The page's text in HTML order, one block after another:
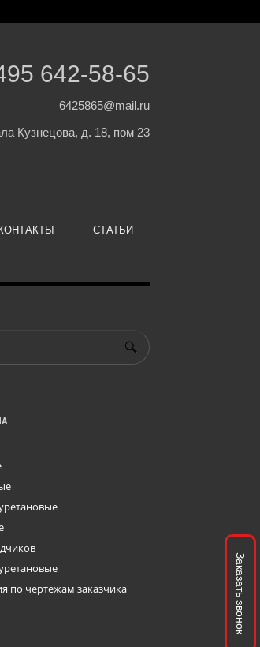
642-58-65
6425865@mail.ru
Кузнецова, д. 18, пом 23
КОНТАКТЫ СТАТЬИ
по чертежам заказчика
Заказать звонок